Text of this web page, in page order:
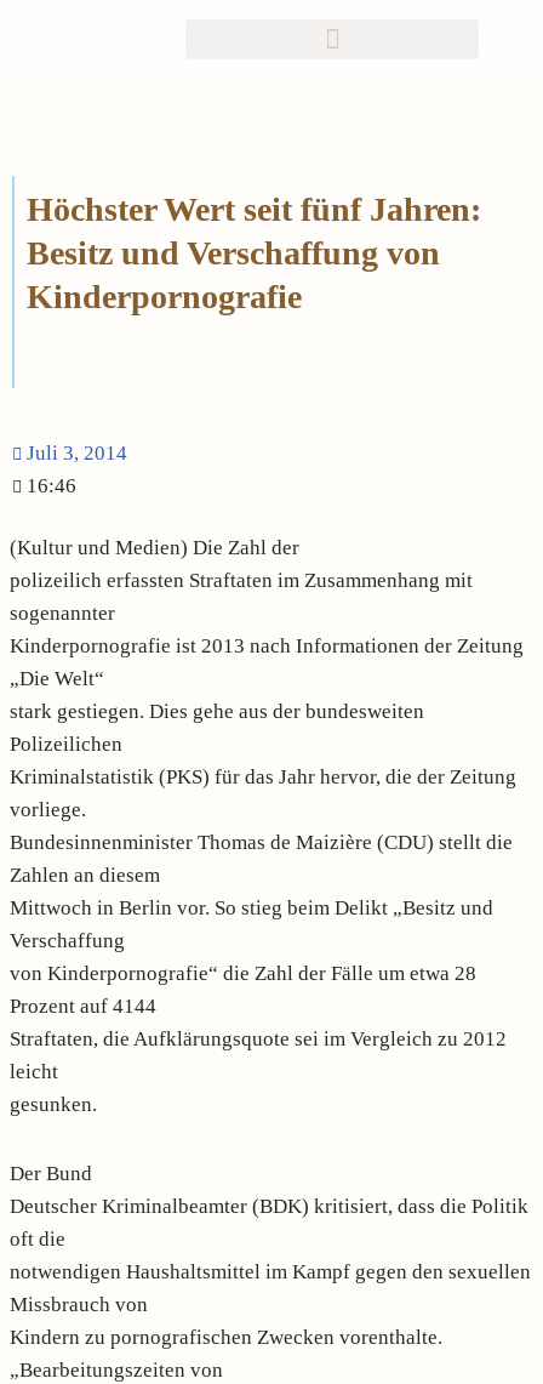
Höchster Wert seit fünf Jahren:
Besitz und Verschaffung von
Kinderpornografie
Juli 3, 2014
16:46
(Kultur und Medien) Die Zahl der
polizeilich erfassten Straftaten im Zusammenhang mit
sogenannter
Kinderpornografie ist 2013 nach Informationen der Zeitung
„Die Welt“
stark gestiegen. Dies gehe aus der bundesweiten
Polizeilichen
Kriminalstatistik (PKS) für das Jahr hervor, die der Zeitung
vorliege.
Bundesinnenminister Thomas de Maizière (CDU) stellt die
Zahlen an diesem
Mittwoch in Berlin vor. So stieg beim Delikt „Besitz und
Verschaffung
von Kinderpornografie“ die Zahl der Fälle um etwa 28
Prozent auf 4144
Straftaten, die Aufklärungsquote sei im Vergleich zu 2012
leicht
gesunken.
Der Bund
Deutscher Kriminalbeamter (BDK) kritisiert, dass die Politik
oft die
notwendigen Haushaltsmittel im Kampf gegen den sexuellen
Missbrauch von
Kindern zu pornografischen Zwecken vorenthalte.
„Bearbeitungszeiten von